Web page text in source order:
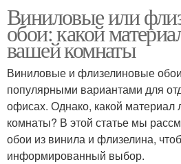
Виниловые или
обои: какой
вашей комнаты
Виниловые и флизелиновые
популярными вариантами для
офисах. Однако, какой
комнаты? В этой статье мы
обои из винила и флизелина,
информированный выбор.